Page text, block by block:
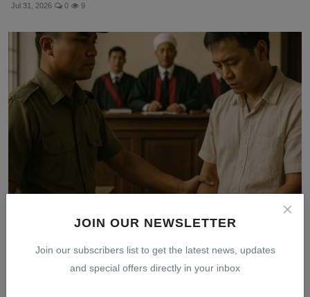
JOIN OUR NEWSLETTER
Join our subscribers list to get the latest news, updates
and special offers directly in your inbox
Jul 31, 2026 0 9
Myanmar Terapkan Hukuman Mati untuk Mafia Scam